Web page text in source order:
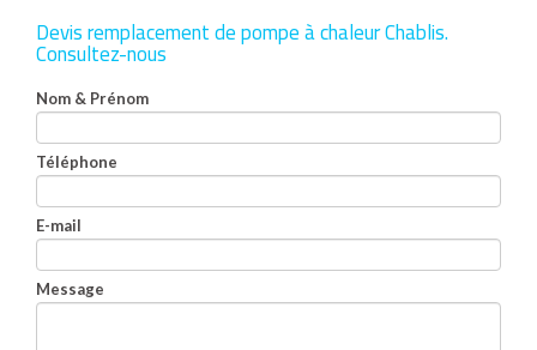
Devis remplacement de pompe à chaleur Chablis.
Consultez-nous
Nom & Prénom
Téléphone
E-mail
Message